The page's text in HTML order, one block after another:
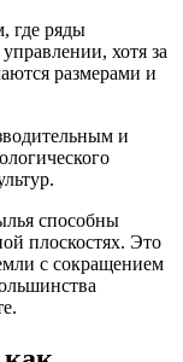
где ряды
хотя за
размерами и
и
способны
плоскостях. Это
с сокращением